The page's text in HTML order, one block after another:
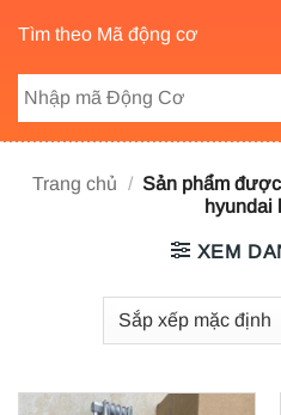
Tìm theo Mã động cơ
Trang chủ / Sản phẩm
hyundai
XEM